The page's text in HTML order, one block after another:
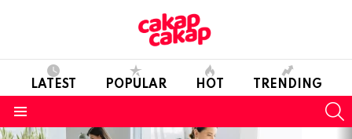
LATEST POPULAR HOT TRENDING